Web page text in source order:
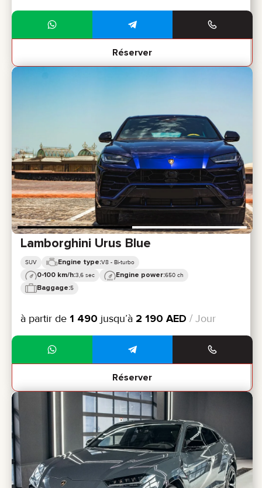
Réserver
Lamborghini Urus Blue
SUV Engine type:V8 - Bi-turbo
0-100 km/h:3,6 sec Engine power:650 ch
Baggage:5
à partir de 1 490 jusqu’à 2 190 AED / Jour
Réserver